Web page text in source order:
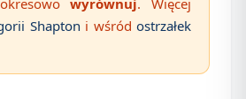
Shapton i wśród ostrzałek